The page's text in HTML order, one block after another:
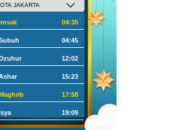
04:35
04:45
12:02
15:23
17:58
19:09